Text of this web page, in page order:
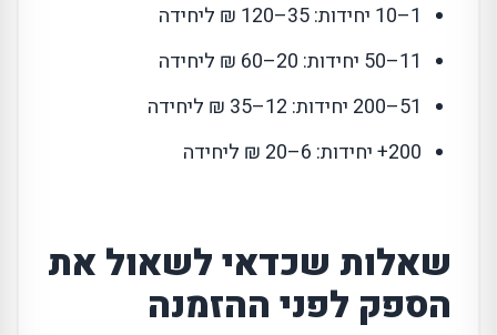
1–10 יחידות: 35–120 ₪ ליחידה
11–50 יחידות: 20–60 ₪ ליחידה
51–200 יחידות: 12–35 ₪ ליחידה
200+ יחידות: 6–20 ₪ ליחידה
שאלות שכדאי לשאול את
הספק לפני ההזמנה